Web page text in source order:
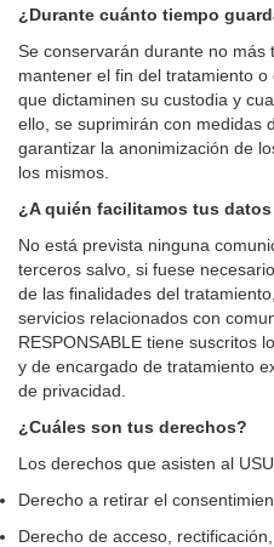
¿Durante cuánto tiempo
Se conservarán durante no más
mantener el fin del tratamiento
que dictaminen su custodia y
ello, se suprimirán con medidas
garantizar la anonimización de
los mismos.
¿A quién facilitamos tus
No está prevista ninguna
terceros salvo, si fuese
de las finalidades del
servicios relacionados con
RESPONSABLE tiene suscritos
y de encargado de tratamiento
de privacidad.
¿Cuáles son tus derechos?
Los derechos que asisten al
Derecho a retirar el
Derecho de acceso,